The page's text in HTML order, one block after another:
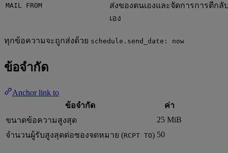
MAIL FROM
ส่งของตนเองและจัดการการตีกลั
เอง
ทุกข้อความจะถูกส่งด้วย schedule.send_date: now
ข้อจำกัด
Anchor link to
ข้อจำกัด
ค่า
ขนาดข้อความสูงสุด
25 MiB
จำนวนผู้รับสูงสุดต่อซองจดหมาย (RCPT TO) 50